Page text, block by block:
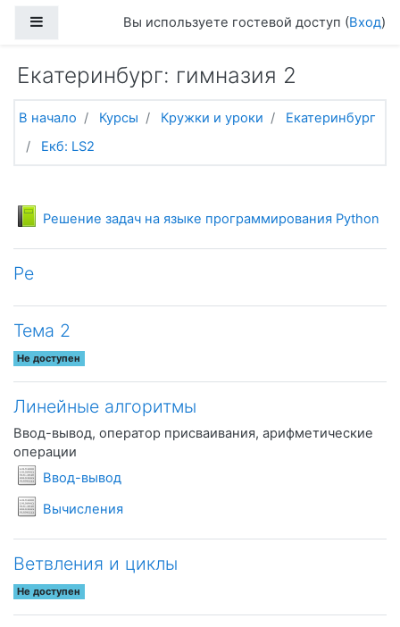
Боковая панельВы используете гостевой доступ (Вход)
Екатеринбург: гимназия 2
В начало Курсы Кружки и уроки
Екатеринбург
Екб: LS2
Тематический план
ОбщееРешение задач на языке программирования Python
Книга
Ре
Тема 2
Не доступен
Линейные алгоритмы
Ввод-вывод, оператор присваивания, арифметические
операции
Ввод-выводУсловия задач
ВычисленияУсловия задач
Ветвления и циклы
Не доступен